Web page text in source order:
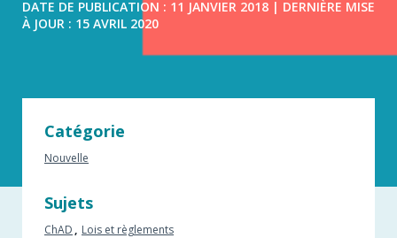
DATE DE PUBLICATION : 11 JANVIER 2018 | DERNIÈRE MISE
À JOUR : 15 AVRIL 2020
Catégorie
Nouvelle
Sujets
ChAD Lois et règlements